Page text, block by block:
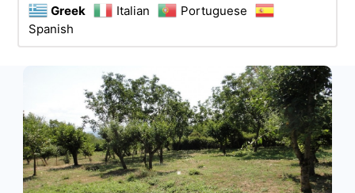
Greek
Italian
Portuguese
Spanish